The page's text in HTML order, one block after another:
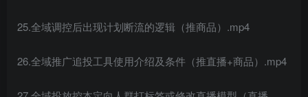
25.全域调控后出现计划断流的逻辑（推商品）.mp4
26.全域推广追投工具使用介绍及条件（推直播+商品）.mp4